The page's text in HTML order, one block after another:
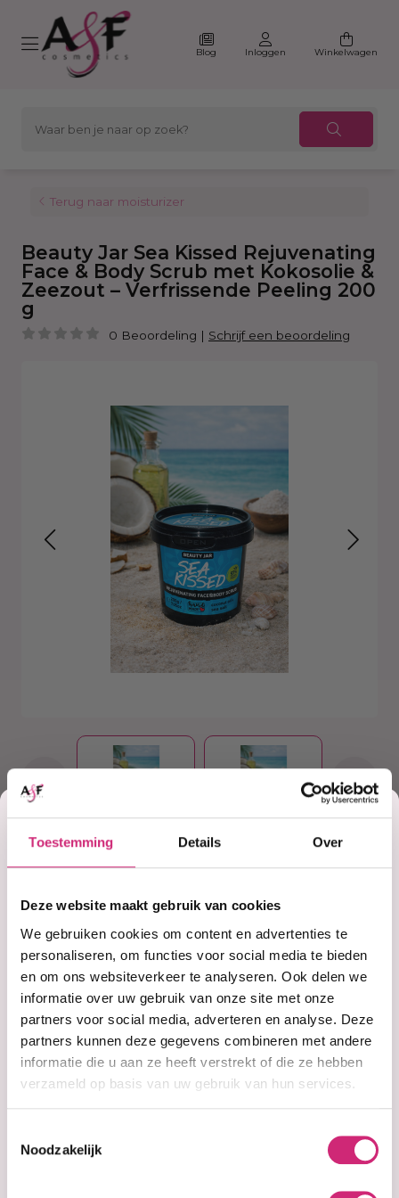
Toestemming Details Over
Deze website maakt gebruik van cookies
We gebruiken cookies om content en advertenties te
personaliseren, om functies voor social media te bieden
en om ons websiteverkeer te analyseren. Ook delen we
informatie over uw gebruik van onze site met onze
partners voor social media, adverteren en analyse. Deze
partners kunnen deze gegevens combineren met andere
informatie die u aan ze heeft verstrekt of die ze hebben
verzameld op basis van uw gebruik van hun services.
Noodzakelijk
Blog Inloggen Winkelwagen
Terug naar moisturizer
Beauty Jar Sea Kissed Rejuvenating
Face & Body Scrub met Kokosolie &
Zeezout – Verfrissende Peeling 200
g
0 Beoordeling | Schrijf een beoordeling
€6,99
Niet op voorraad
Niet op voorraad
Voor 15:00 besteld =
30 dagenbedenktijd
Uitgebreidecollectie
Korting
op je
eerste
bestelling